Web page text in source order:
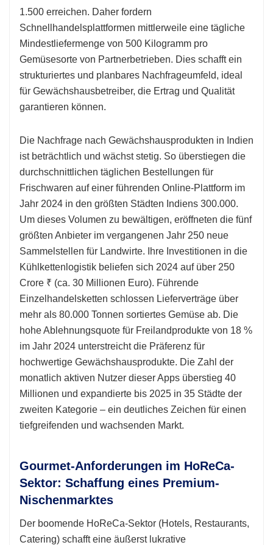
1.500 erreichen. Daher fordern
Schnellhandelsplattformen mittlerweile eine tägliche
Mindestliefermenge von 500 Kilogramm pro
Gemüsesorte von Partnerbetrieben. Dies schafft ein
strukturiertes und planbares Nachfrageumfeld, ideal
für Gewächshausbetreiber, die Ertrag und Qualität
garantieren können.
Die Nachfrage nach Gewächshausprodukten in Indien
ist beträchtlich und wächst stetig. So überstiegen die
durchschnittlichen täglichen Bestellungen für
Frischwaren auf einer führenden Online-Plattform im
Jahr 2024 in den größten Städten Indiens 300.000.
Um dieses Volumen zu bewältigen, eröffneten die fünf
größten Anbieter im vergangenen Jahr 250 neue
Sammelstellen für Landwirte. Ihre Investitionen in die
Kühlkettenlogistik beliefen sich 2024 auf über 250
Crore ₹ (ca. 30 Millionen Euro). Führende
Einzelhandelsketten schlossen Lieferverträge über
mehr als 80.000 Tonnen sortiertes Gemüse ab. Die
hohe Ablehnungsquote für Freilandprodukte von 18 %
im Jahr 2024 unterstreicht die Präferenz für
hochwertige Gewächshausprodukte. Die Zahl der
monatlich aktiven Nutzer dieser Apps überstieg 40
Millionen und expandierte bis 2025 in 35 Städte der
zweiten Kategorie – ein deutliches Zeichen für einen
tiefgreifenden und wachsenden Markt.
Gourmet-Anforderungen im HoReCa-
Sektor: Schaffung eines Premium-
Nischenmarktes
Der boomende HoReCa-Sektor (Hotels, Restaurants,
Catering) schafft eine äußerst lukrative